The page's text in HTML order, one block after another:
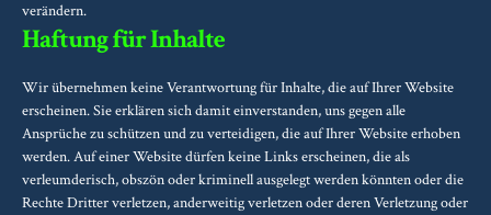
verändern.
Haftung für Inhalte
Wir übernehmen keine Verantwortung für Inhalte, die auf Ihrer Website
erscheinen. Sie erklären sich damit einverstanden, uns gegen alle
Ansprüche zu schützen und zu verteidigen, die auf Ihrer Website erhoben
werden. Auf einer Website dürfen keine Links erscheinen, die als
verleumderisch, obszön oder kriminell ausgelegt werden könnten oder die
Rechte Dritter verletzen, anderweitig verletzen oder deren Verletzung oder